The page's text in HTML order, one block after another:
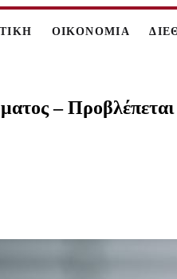
ΟΙΚΟΝΟΜΙΑ
–